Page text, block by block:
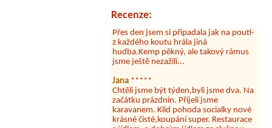
Recenze:
bezohlednost ostatních ubytovaných.
z každého koutu hrála jiná
hudba.Kemp pěkný, ale takový rámus
jsme ještě nezažili...
Chtěli jsme být týden,byli jsme dva. Na
začátku prázdnin. Přijeli jsme
karavanem. Klid pohoda socialky nové
krásné čisté,koupání super. Restaurace
s jídlem, a dobrým jídlem za slušnou